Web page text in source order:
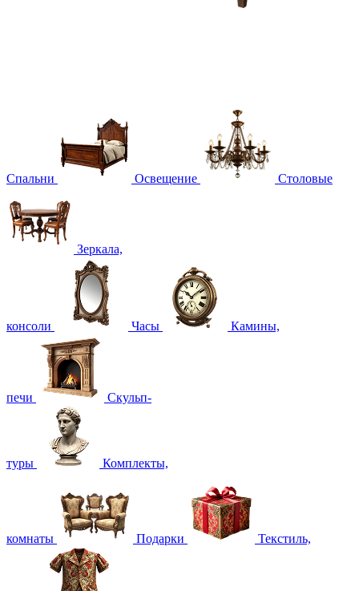
Спальни Освещение Столовые
Зеркала,
консоли Часы Камины,
печи Скульп-
туры Комплекты,
комнаты Подарки Текстиль,